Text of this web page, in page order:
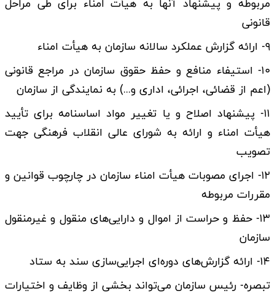
مربوطه و پیشنهاد آنها به هیأت امناء برای طی مراحل
قانونی
۹- ارائه گزارش عملکرد سالانه سازمان به هیأت امناء
۱۰- استیفاء منافع و حفظ حقوق سازمان در مراجع قانونی
(اعم از قضائی، اجرائی، اداری و...) به نمایندگی از سازمان
۱۱- پیشنهاد اصلاح و یا تغییر مواد اساسنامه برای تأیید
هیأت امناء و ارائه به شورای عالی انقلاب فرهنگی جهت
تصویب
۱۲- اجرای مصوبات هیأت امناء سازمان در چارچوب قوانین و
مقررات مربوطه
۱۳- حفظ و حراست از اموال و دارایی‌های منقول و غیرمنقول
سازمان
۱۴- ارائه گزارش‌های دوره‌ای اجرایی‌سازی سند به ستاد
تبصره- رئیس سازمان می‌تواند بخشی از وظایف و اختیارات